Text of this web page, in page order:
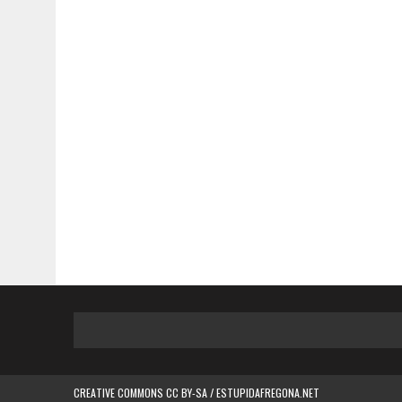
CREATIVE COMMONS CC BY-SA / ESTUPIDAFREGONA.NET